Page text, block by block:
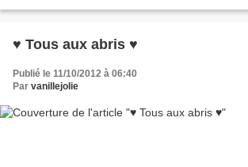
♥ Tous aux abris ♥
Publié le 11/10/2012 à 06:40
Par vanillejolie